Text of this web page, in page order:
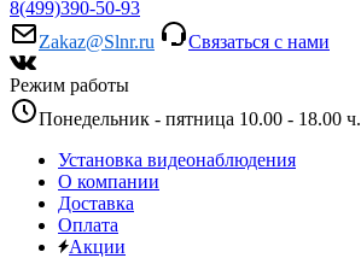
8(499)390-50-93
Zakaz@Slnr.ru
Связаться с нами
Режим работы
Понедельник - пятница 10.00 - 18.00 ч.
Установка видеонаблюдения
О компании
Доставка
Оплата
Акции